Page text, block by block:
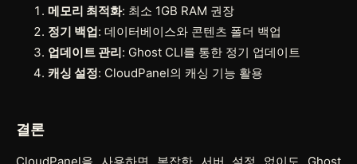
메모리 최적화: 최소 1GB RAM 권장
정기 백업: 데이터베이스와 콘텐츠 폴더 백업
업데이트 관리: Ghost CLI를 통한 정기 업데이트
캐싱 설정: CloudPanel의 캐싱 기능 활용
결론